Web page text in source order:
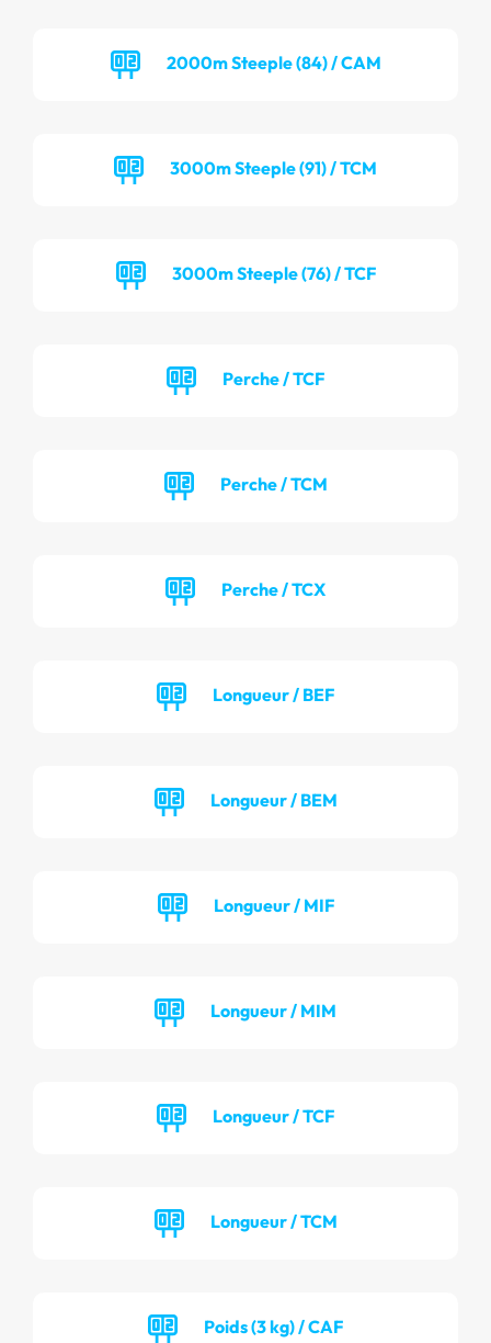
2000m Steeple (84) / CAM
3000m Steeple (91) / TCM
3000m Steeple (76) / TCF
Perche / TCF
Perche / TCM
Perche / TCX
Longueur / BEF
Longueur / BEM
Longueur / MIF
Longueur / MIM
Longueur / TCF
Longueur / TCM
Poids (3 kg) / CAF